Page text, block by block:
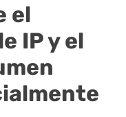
el
IP y el